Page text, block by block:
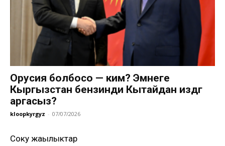
Орусия болбосо — ким? Эмнеге
Кыргызстан бензинди Кытайдан издөөгө
аргасыз?
kloopkyrgyz - 07/07/2026
Соңку жаңылыктар